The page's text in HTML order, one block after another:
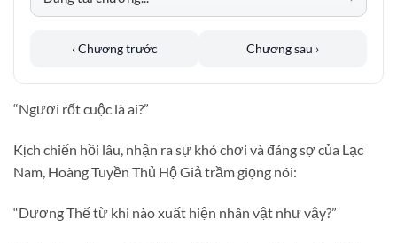
‹ Chương trước Chương sau ›
“Ngươi rốt cuộc là ai?”
Kịch chiến hồi lâu, nhận ra sự khó chơi và đáng sợ của Lạc
Nam, Hoàng Tuyền Thủ Hộ Giả trầm giọng nói:
“Dương Thế từ khi nào xuất hiện nhân vật như vậy?”